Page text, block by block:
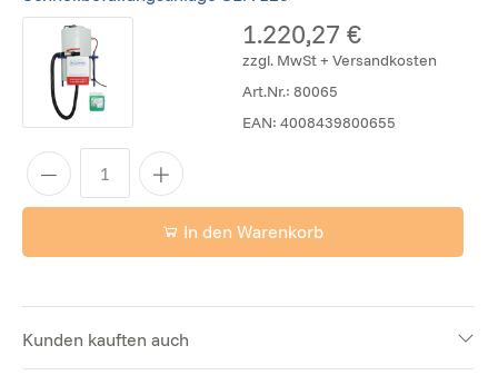
1.220,27 €
zzgl. MwSt + Versandkosten
Art.Nr.:80065
EAN:4008439800655
In den Warenkorb
Kunden kauften auch